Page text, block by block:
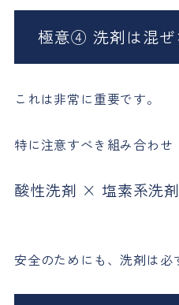
極意④ 洗剤は混ぜ
これは非常に重要です。
特に注意すべき組み合わせ
酸性洗剤 × 塩素系洗
安全のためにも、洗剤は必